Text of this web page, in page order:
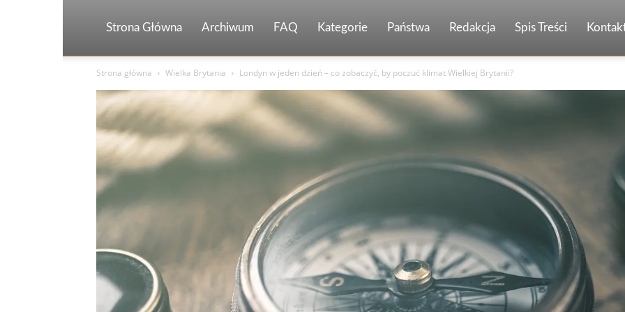
Strona Główna Archiwum FAQ Kategorie Państwa Redakcja Spis Treści
Strona główna Wielka Brytania Londyn w jeden dzień – co zobaczyć, by poczuć klimat Wielkiej Brytanii?